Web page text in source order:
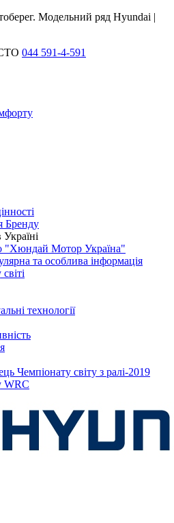
044 591-4-591
Бренду
"Хюндай Мотор Україна"
та особлива інформація
технології
Чемпіонату світу з ралі-2019
WRC